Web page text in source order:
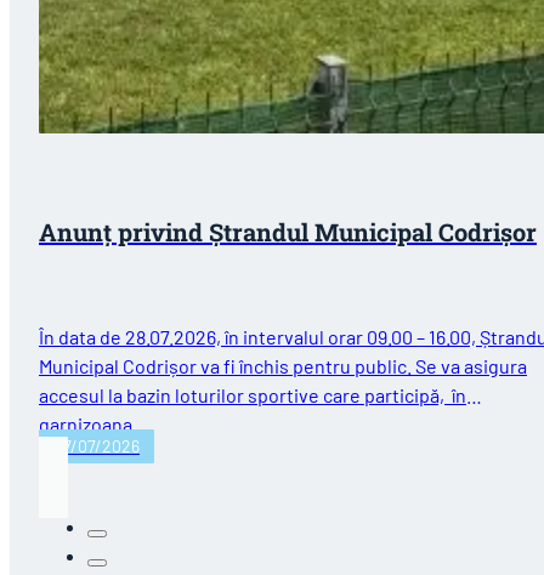
Anunț privind Ștrandul Municipal Codrișor
În data de 28.07.2026, în intervalul orar 09.00 – 16.00,
Municipal Codrișor va fi închis pentru public. Se va asigura
accesul la bazin loturilor sportive care participă, în
garnizoana…
27/07/2026